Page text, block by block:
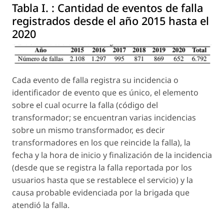
Tabla I. : Cantidad de eventos de falla
registrados desde el año 2015 hasta el
2020
Cada evento de falla registra su incidencia o
identificador de evento que es único, el elemento
sobre el cual ocurre la falla (código del
transformador; se encuentran varias incidencias
sobre un mismo transformador, es decir
transformadores en los que reincide la falla), la
fecha y la hora de inicio y finalización de la incidencia
(desde que se registra la falla reportada por los
usuarios hasta que se restablece el servicio) y la
causa probable evidenciada por la brigada que
atendió la falla.